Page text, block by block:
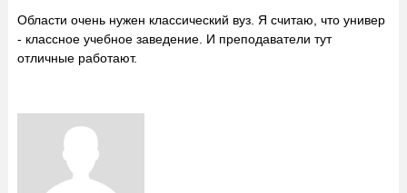
Области очень нужен классический вуз. Я считаю, что универ
- классное учебное заведение. И преподаватели тут
отличные работают.